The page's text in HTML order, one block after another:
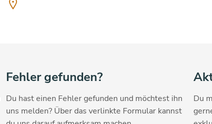
Fehler gefunden?
Du hast einen Fehler gefunden und möchtest ihn
uns melden? Über das verlinkte Formular kannst
Du